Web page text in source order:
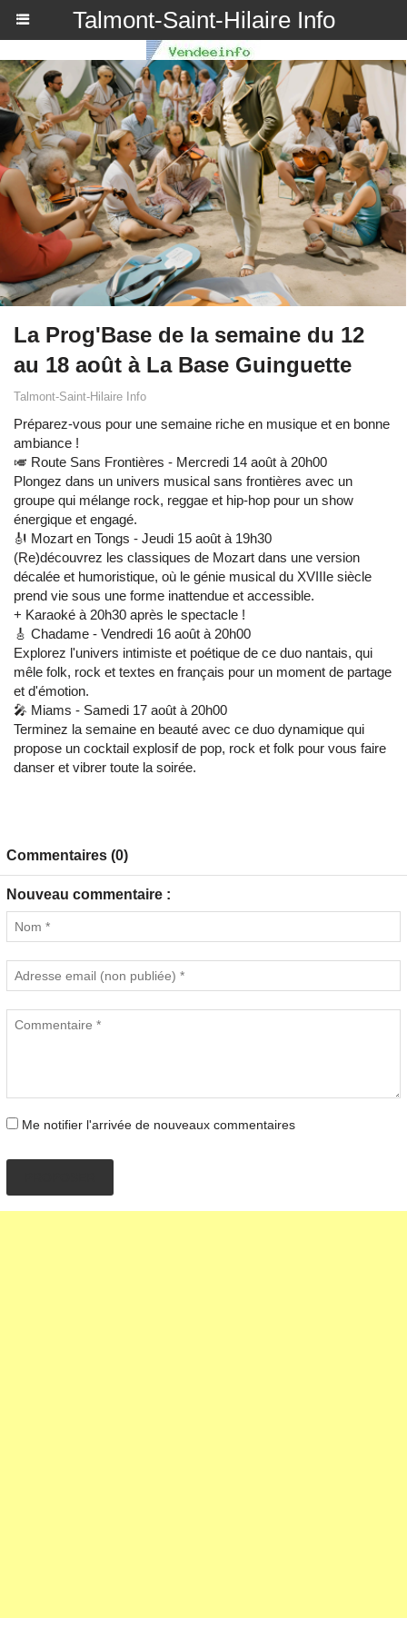
Talmont-Saint-Hilaire Info
La Prog'Base de la semaine du 12
au 18 août à La Base Guinguette
Talmont-Saint-Hilaire Info
Préparez-vous pour une semaine riche en musique et en bonne
ambiance !
🎺 Route Sans Frontières - Mercredi 14 août à 20h00
Plongez dans un univers musical sans frontières avec un
groupe qui mélange rock, reggae et hip-hop pour un show
énergique et engagé.
🎻 Mozart en Tongs - Jeudi 15 août à 19h30
(Re)découvrez les classiques de Mozart dans une version
décalée et humoristique, où le génie musical du XVIIIe siècle
prend vie sous une forme inattendue et accessible.
+ Karaoké à 20h30 après le spectacle !
🎸 Chadame - Vendredi 16 août à 20h00
Explorez l'univers intimiste et poétique de ce duo nantais, qui
mêle folk, rock et textes en français pour un moment de partage
et d'émotion.
🎤 Miams - Samedi 17 août à 20h00
Terminez la semaine en beauté avec ce duo dynamique qui
propose un cocktail explosif de pop, rock et folk pour vous faire
danser et vibrer toute la soirée.
Commentaires (0)
Nouveau commentaire :
Me notifier l'arrivée de nouveaux commentaires